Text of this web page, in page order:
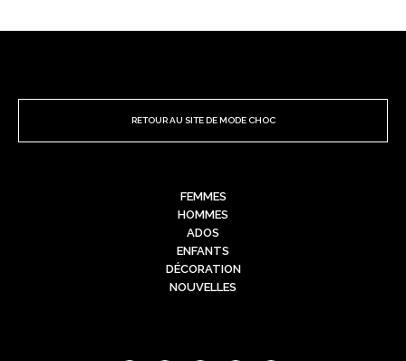
RETOUR AU SITE DE MODE CHOC
FEMMES
HOMMES
ADOS
ENFANTS
DÉCORATION
NOUVELLES